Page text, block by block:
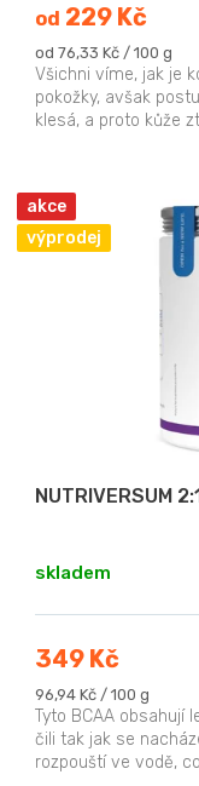
od 229 Kč
Měrná
cena:
od 76,33 Kč / 100 g
Všichni víme, jak je
pokožky, avšak
klesá, a proto kůže
akce
výprodej
NUTRIVERSUM
skladem
349 Kč
Měrná
cena:
96,94 Kč / 100 g
Tyto BCAA obsahují
čili tak jak se
rozpouští ve vodě,